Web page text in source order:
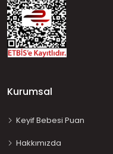
Kurumsal
Keyif Bebesi Puan
Hakkımızda